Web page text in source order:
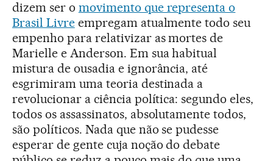
dizem ser o movimento que representa o
Brasil Livreempregam atualmente todo seu
empenho para relativizar as mortes de
Marielle e Anderson. Em sua habitual
mistura de ousadia e ignorância, até
esgrimiram uma teoria destinada a
revolucionar a ciência política: segundo eles,
todos os assassinatos, absolutamente todos,
são políticos. Nada que não se pudesse
esperar de gente cuja noção do debate